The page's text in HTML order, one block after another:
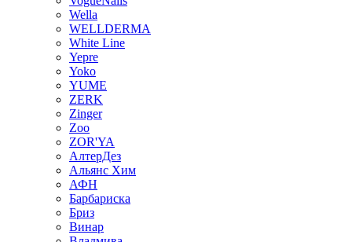
Wella
WELLDERMA
White Line
Yepre
Yoko
YUME
ZERK
Zinger
Zoo
ZOR'YA
АлтерДез
Альянс Хим
АФН
Барбариска
Бриз
Винар